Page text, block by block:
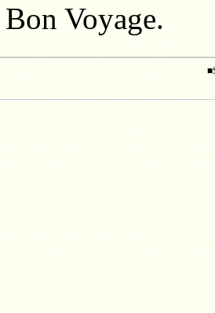
Voyage.